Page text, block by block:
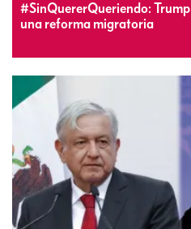
#SinQuererQueriendo:
una reforma migratoria